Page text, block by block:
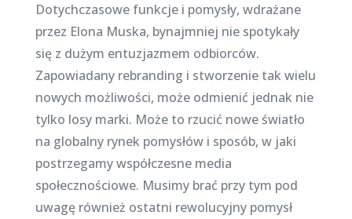
Dotychczasowe funkcje i pomysły, wdrażane
przez Elona Muska, bynajmniej nie spotykały
się z dużym entuzjazmem odbiorców.
Zapowiadany rebranding i stworzenie tak wielu
nowych możliwości, może odmienić jednak nie
tylko losy marki. Może to rzucić nowe światło
na globalny rynek pomysłów i sposób, w jaki
postrzegamy współczesne media
społecznościowe. Musimy brać przy tym pod
uwagę również ostatni rewolucyjny pomysł